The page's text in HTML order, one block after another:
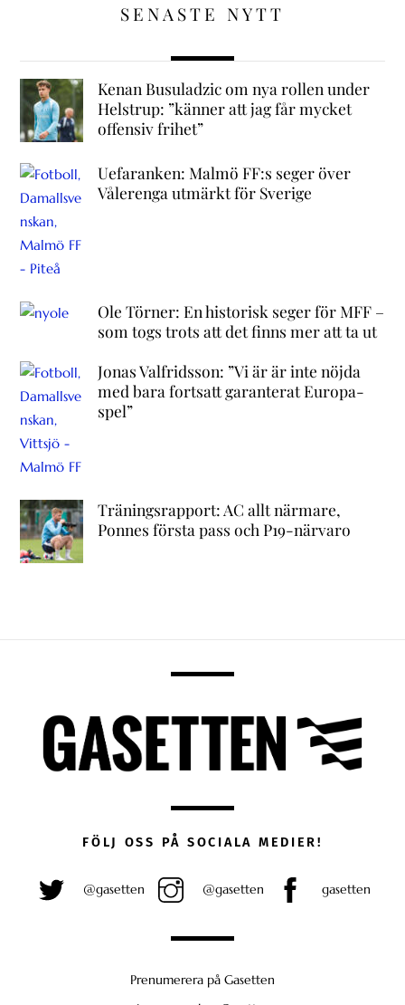
SENASTE NYTT
Kenan Busuladzic om nya rollen under
Helstrup: ”känner att jag får mycket
offensiv frihet”
Uefaranken: Malmö FF:s seger över
Vålerenga utmärkt för Sverige
Ole Törner: En historisk seger för MFF –
som togs trots att det finns mer att ta ut
Jonas Valfridsson: ”Vi är är inte nöjda
med bara fortsatt garanterat Europa-
spel”
Träningsrapport: AC allt närmare,
Ponnes första pass och P19-närvaro
FÖLJ OSS PÅ SOCIALA MEDIER!
@gasetten @gasetten gasetten
Prenumerera på Gasetten